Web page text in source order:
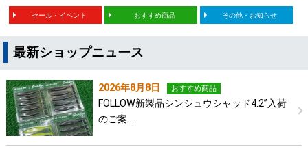
セール・イベント おすすめ商品 その他・お知らせ
最新ショップニュース
2026年8月8日 おすすめ商品
FOLLOW新製品シンシュウシャッド4.2”入荷
のご案…